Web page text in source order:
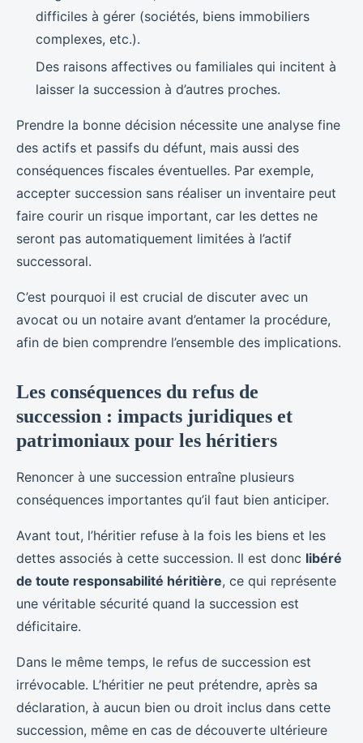
difficiles à gérer (sociétés, biens immobiliers
complexes, etc.).
Des raisons affectives ou familiales qui incitent à
laisser la succession à d’autres proches.
Prendre la bonne décision nécessite une analyse fine
des actifs et passifs du défunt, mais aussi des
conséquences fiscales éventuelles. Par exemple,
accepter succession sans réaliser un inventaire peut
faire courir un risque important, car les dettes ne
seront pas automatiquement limitées à l’actif
successoral.
C’est pourquoi il est crucial de discuter avec un
avocat ou un notaire avant d’entamer la procédure,
afin de bien comprendre l’ensemble des implications.
Les conséquences du refus de
succession : impacts juridiques et
patrimoniaux pour les héritiers
Renoncer à une succession entraîne plusieurs
conséquences importantes qu’il faut bien anticiper.
Avant tout, l’héritier refuse à la fois les biens et les
dettes associés à cette succession. Il est donc libéré
de toute responsabilité héritière, ce qui représente
une véritable sécurité quand la succession est
déficitaire.
Dans le même temps, le refus de succession est
irrévocable. L’héritier ne peut prétendre, après sa
déclaration, à aucun bien ou droit inclus dans cette
succession, même en cas de découverte ultérieure